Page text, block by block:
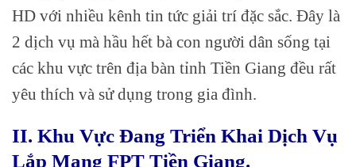
HD với nhiều kênh tin tức giải trí đặc sắc. Đây là
2 dịch vụ mà hầu hết bà con người dân sống tại
các khu vực trên địa bàn tỉnh Tiền Giang đều rất
yêu thích và sử dụng trong gia đình.
II. Khu Vực Đang Triển Khai Dịch Vụ
Lắp Mạng FPT Tiền Giang.